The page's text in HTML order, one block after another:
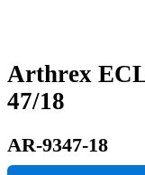
Arthrex
47/18
AR-9347-18